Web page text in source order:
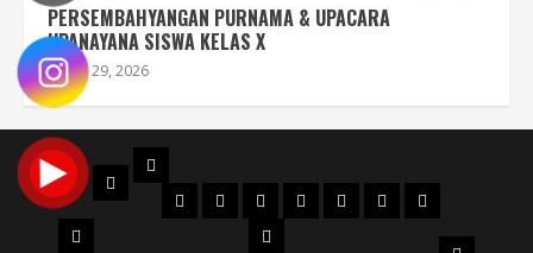
PERSEMBAHYANGAN PURNAMA & UPACARA
UPANAYANA SISWA KELAS X
Juli 29, 2026
BERANDA
PROFIL
STRUKTUR
ORGANISASI
DENAHMAPSSEJARAH
AKREDITASI
SERTIFIKAT
FILOSOFI
LOGO
JURUSAN
WKS